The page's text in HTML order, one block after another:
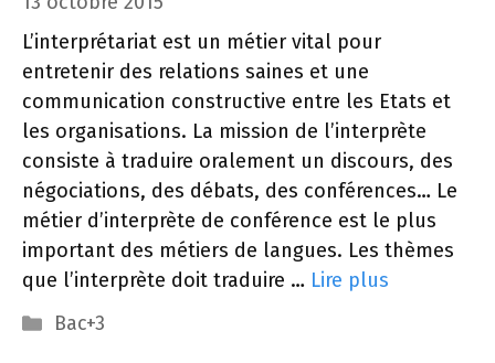
L’interprétariat est un métier vital pour
entretenir des relations saines et une
communication constructive entre les Etats et
les organisations. La mission de l’interprète
consiste à traduire oralement un discours, des
négociations, des débats, des conférences… Le
métier d’interprète de conférence est le plus
important des métiers de langues. Les thèmes
que l’interprète doit traduire … Lire plus
Catégories
Bac+3